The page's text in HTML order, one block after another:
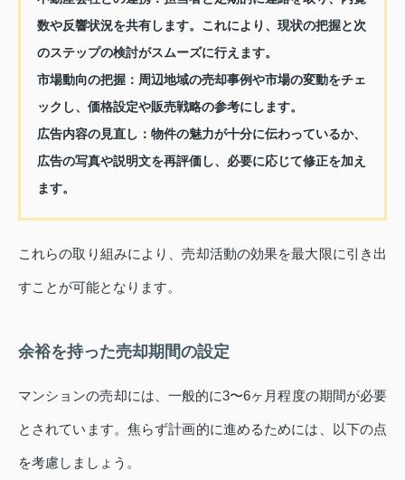
数や反響状況を共有します。これにより、現状の把握と次
のステップの検討がスムーズに行えます。
市場動向の把握： 周辺地域の売却事例や市場の変動をチェ
ックし、価格設定や販売戦略の参考にします。
広告内容の見直し： 物件の魅力が十分に伝わっているか、
広告の写真や説明文を再評価し、必要に応じて修正を加え
ます。
これらの取り組みにより、売却活動の効果を最大限に引き出
すことが可能となります。
余裕を持った売却期間の設定
マンションの売却には、一般的に3〜6ヶ月程度の期間が必要
とされています。焦らず計画的に進めるためには、以下の点
を考慮しましょう。